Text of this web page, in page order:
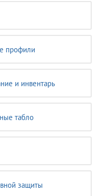
профили
и инвентарь
табло
защиты